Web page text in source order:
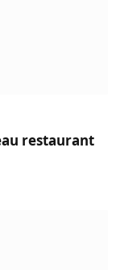
restaurant